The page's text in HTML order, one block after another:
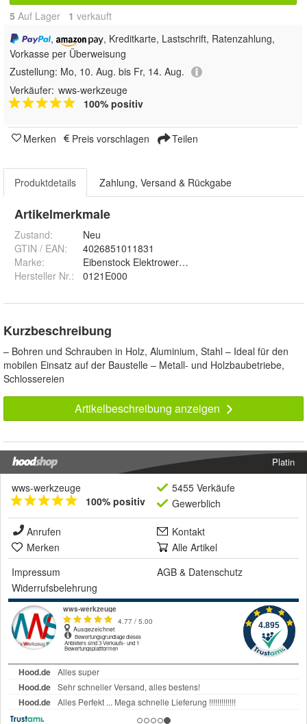
5 Auf Lager 1 verkauft
,
, Kreditkarte, Lastschrift, Ratenzahlung,
Vorkasse per Überweisung
Zustellung: Mo, 10. Aug. bis Fr, 14. Aug.
Verkäufer: wws-werkzeuge
100% positiv
Merken Preis vorschlagen Teilen
Produktdetails Zahlung, Versand & Rückgabe
Artikelmerkmale
Zustand:
Neu
GTIN / EAN:
4026851011831
Marke:
Eibenstock Elektrowerkzeuge
Hersteller Nr.:
0121E000
Kurzbeschreibung
– Bohren und Schrauben in Holz, Aluminium, Stahl – Ideal für den
mobilen Einsatz auf der Baustelle – Metall- und Holzbaubetriebe,
Schlossereien
Artikelbeschreibung anzeigen
Platin
wws-werkzeuge
100% positiv
5455 Verkäufe
Gewerblich
Anrufen
Kontakt
Merken
Alle Artikel
Impressum
AGB & Datenschutz
Widerrufsbelehrung